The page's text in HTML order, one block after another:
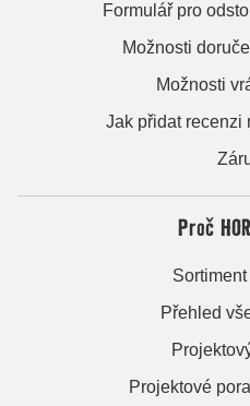
Formulář pro
Možnosti
Možnosti
Jak přidat recenzi
Proč
Přehled
Projektové